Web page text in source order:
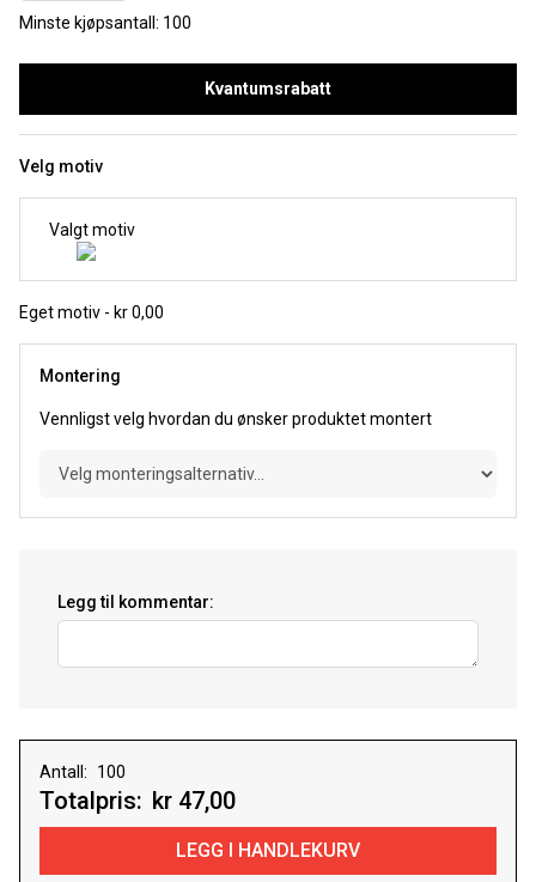
Minste kjøpsantall: 100
Kvantumsrabatt
Velg motiv
Valgt motiv
Eget motiv - kr 0,00
Montering
Vennligst velg hvordan du ønsker produktet montert
Legg til kommentar:
Antall:
Totalpris: kr 47,00